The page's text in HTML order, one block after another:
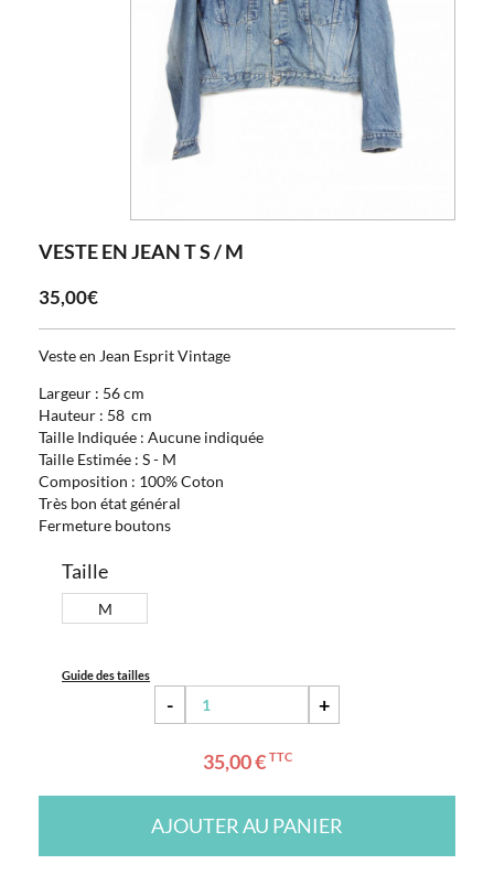
VESTE EN JEAN T S / M
35,00€
Veste en Jean Esprit Vintage
Largeur : 56 cm
Hauteur : 58 cm
Taille Indiquée : Aucune indiquée
Taille Estimée : S - M
Composition : 100% Coton
Très bon état général
Fermeture boutons
Taille
M
Guide des tailles
- +
35,00 € TTC
AJOUTER AU PANIER